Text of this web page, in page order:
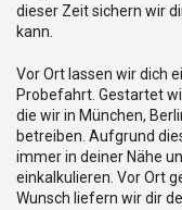
dieser Zeit sichern wir
kann.
Vor Ort lassen wir dich
Probefahrt. Gestartet
die wir in München,
betreiben. Aufgrund
immer in deiner Nähe
einkalkulieren. Vor Ort
Wunsch liefern wir dir